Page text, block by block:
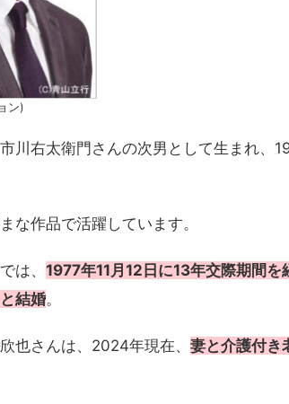
ン)
川右太衛門さんの次男として生まれ、
な作品で活躍しています。
は、 1977年11月12日に13年交際期間を
結婚。
也さんは、2024年現在、 妻と介護付き